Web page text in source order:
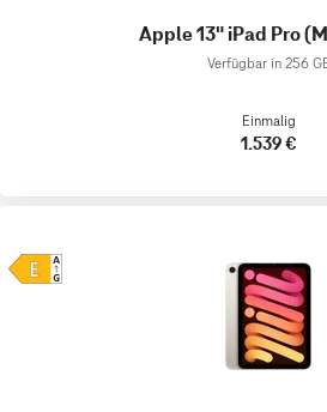
Apple 13" iPad Pro
Verfügbar in 256
Einmalig
1.539 €